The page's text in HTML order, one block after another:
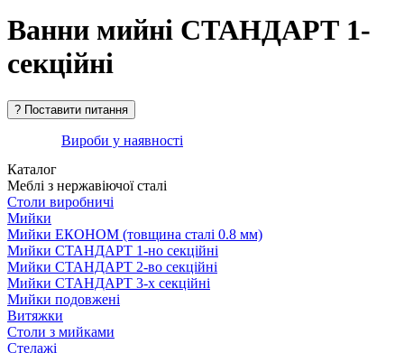
Ванни мийні СТАНДАРТ 1-
секційні
Вироби у наявності
Каталог
Меблі з нержавіючої сталі
Столи виробничі
Мийки
Мийки ЕКОНОМ (товщина сталі 0.8 мм)
Мийки СТАНДАРТ 1-но секційні
Мийки СТАНДАРТ 2-во секційні
Мийки СТАНДАРТ 3-х секційні
Мийки подовжені
Витяжки
Столи з мийками
Стелажі